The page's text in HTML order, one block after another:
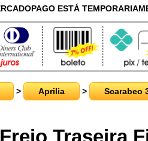
ESTÁ
> Aprilia > Scarabeo
Traseira